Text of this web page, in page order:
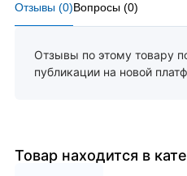
Отзывы (0)Вопросы (0)
Отзывы по этому товару
публикации на новой
Товар находится в